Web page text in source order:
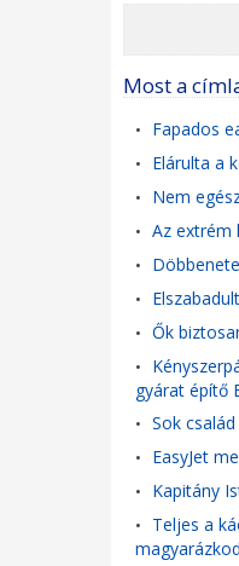
Most a
• Fapados
• Elárulta a
• Nem
• Az extrém
•
•
• Ők
•
gyárat építő
• Sok
• EasyJet
• Kapitány
• Teljes a